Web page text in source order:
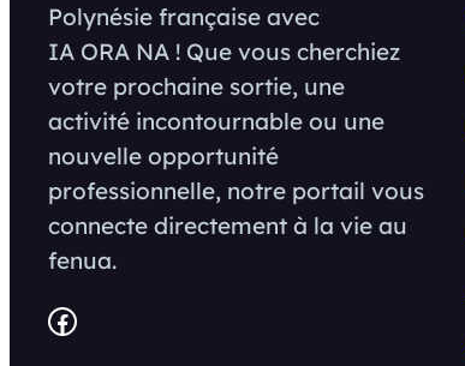
Polynésie française avec
IA ORA NA ! Que vous cherchiez
votre prochaine sortie, une
activité incontournable ou une
nouvelle opportunité
professionnelle, notre portail vous
connecte directement à la vie au
fenua.
Facebook